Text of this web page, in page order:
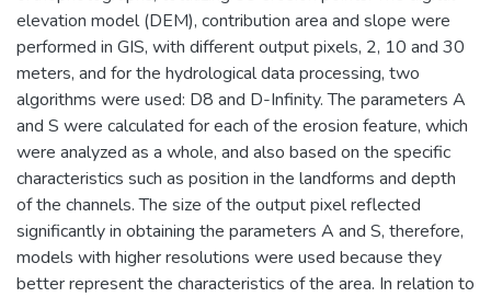
elevation model (DEM), contribution area and slope were
performed in GIS, with different output pixels, 2, 10 and 30
meters, and for the hydrological data processing, two
algorithms were used: D8 and D-Infinity. The parameters A
and S were calculated for each of the erosion feature, which
were analyzed as a whole, and also based on the specific
characteristics such as position in the landforms and depth
of the channels. The size of the output pixel reflected
significantly in obtaining the parameters A and S, therefore,
models with higher resolutions were used because they
better represent the characteristics of the area. In relation to